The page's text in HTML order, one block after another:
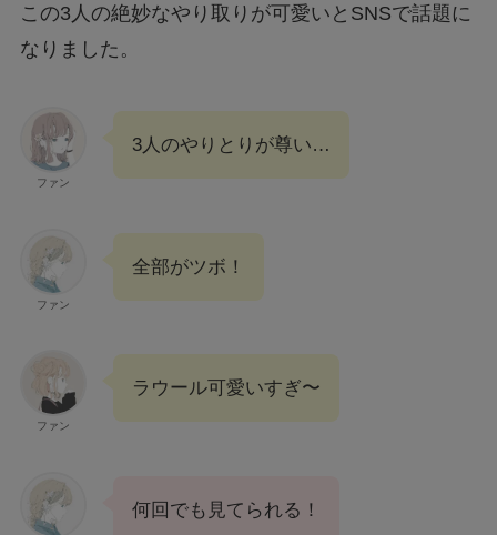
この3人の絶妙なやり取りが可愛いとSNSで話題に
なりました。
ファン
3人のやりとりが尊い…
ファン
全部がツボ！
ファン
ラウール可愛いすぎ〜
何回でも見てられる！